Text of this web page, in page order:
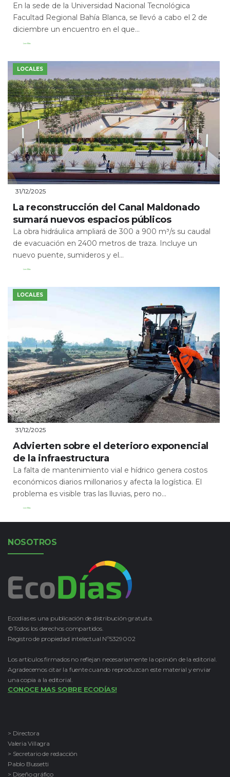
En la sede de la Universidad Nacional Tecnológica
Facultad Regional Bahía Blanca, se llevó a cabo el 2 de
diciembre un encuentro en el que...
Leer Más
LOCALES
31/12/2025
La reconstrucción del Canal Maldonado
sumará nuevos espacios públicos
La obra hidráulica ampliará de 300 a 900 m³/s su caudal
de evacuación en 2400 metros de traza. Incluye un
nuevo puente, sumideros y el...
Leer Más
LOCALES
31/12/2025
Advierten sobre el deterioro exponencial
de la infraestructura
La falta de mantenimiento vial e hídrico genera costos
económicos diarios millonarios y afecta la logística. El
problema es visible tras las lluvias, pero no...
Leer Más
NOSOTROS
Ecodías es una publicación de distribución gratuita.
©Todos los derechos compartidos.
Registro de propiedad intelectual Nº5329002
Los artículos firmados no reflejan necesariamente la opinión de la editorial.
Agradecemos citar la fuente cuando reproduzcan este material y enviar
una copia a la editorial.
CONOCE MAS SOBRE ECODÍAS!
> Directora
Valeria Villagra
> Secretario de redacción
Pablo Bussetti
> Diseño gráfico